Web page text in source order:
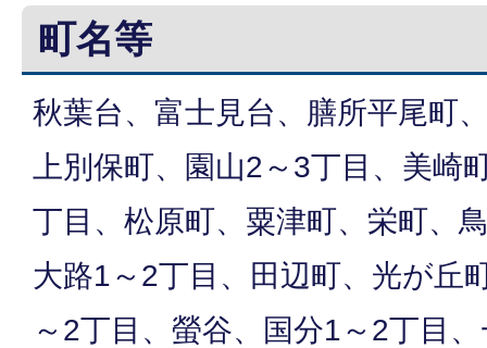
町名等
秋葉台、富士見台、膳所平尾町
上別保町、園山2～3丁目、美崎
丁目、松原町、粟津町、栄町、
大路1～2丁目、田辺町、光が丘
～2丁目、螢谷、国分1～2丁目